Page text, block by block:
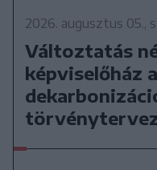
2026. augusztus 05.,
Változtatás
képviselőház